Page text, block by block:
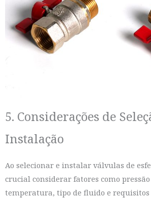
5. Considerações de
Instalação
Ao selecionar e instalar válvulas de
crucial considerar fatores como pressão
temperatura, tipo de fluido e requisitos